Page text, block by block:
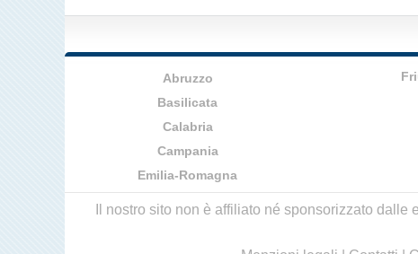
Abruzzo
Basilicata
Calabria
Campania
Emilia-Romagna
Il nostro sito non è affiliato né sponsorizzato